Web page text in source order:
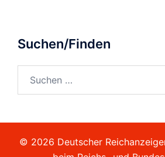
Suchen/Finden
nach:
© 2026 Deutscher